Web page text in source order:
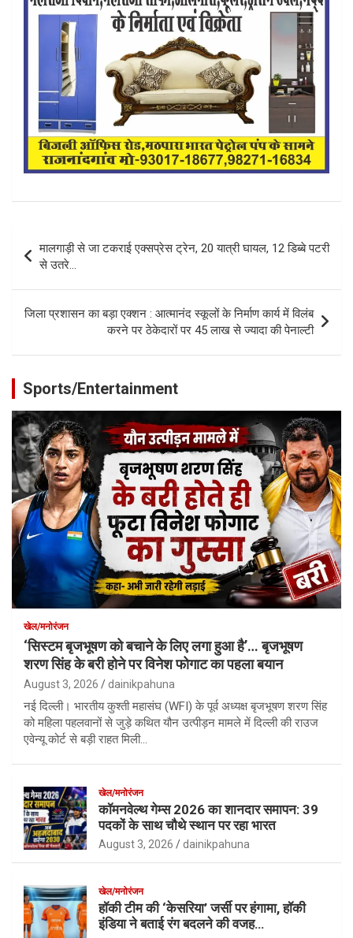
navigation
मालगाड़ी से जा टकराई एक्सप्रेस ट्रेन, 20 यात्री घायल, 12 डिब्बे पटरी
से उतरे…
जिला प्रशासन का बड़ा एक्शन : आत्मानंद स्कूलों के निर्माण कार्य में विलंब
करने पर ठेकेदारों पर 45 लाख से ज्यादा की पेनाल्टी
Sports/Entertainment
खेल/मनोरंजन
‘सिस्टम बृजभूषण को बचाने के लिए लगा हुआ है’… बृजभूषण
शरण सिंह के बरी होने पर विनेश फोगाट का पहला बयान
August 3, 2026 dainikpahuna
नई दिल्ली। भारतीय कुश्ती महासंघ (WFI) के पूर्व अध्यक्ष बृजभूषण शरण सिंह
को महिला पहलवानों से जुड़े कथित यौन उत्पीड़न मामले में दिल्ली की राउज
एवेन्यू कोर्ट से बड़ी राहत मिली…
खेल/मनोरंजन
कॉमनवेल्थ गेम्स 2026 का शानदार समापन: 39
पदकों के साथ चौथे स्थान पर रहा भारत
August 3, 2026 dainikpahuna
खेल/मनोरंजन
हॉकी टीम की ‘केसरिया’ जर्सी पर हंगामा, हॉकी
इंडिया ने बताई रंग बदलने की वजह…